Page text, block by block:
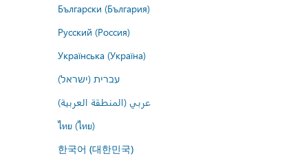
Български (България)
Русский (Россия)
Українська (Україна)
עברית (ישראל)
عربي (المنطقة العربية)
ไทย (ไทย)
한국어 (대한민국)